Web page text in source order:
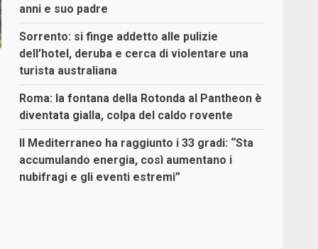
anni e suo padre
Sorrento: si finge addetto alle pulizie
dell’hotel, deruba e cerca di violentare una
turista australiana
Roma: la fontana della Rotonda al Pantheon è
diventata gialla, colpa del caldo rovente
Il Mediterraneo ha raggiunto i 33 gradi: “Sta
accumulando energia, così aumentano i
nubifragi e gli eventi estremi”